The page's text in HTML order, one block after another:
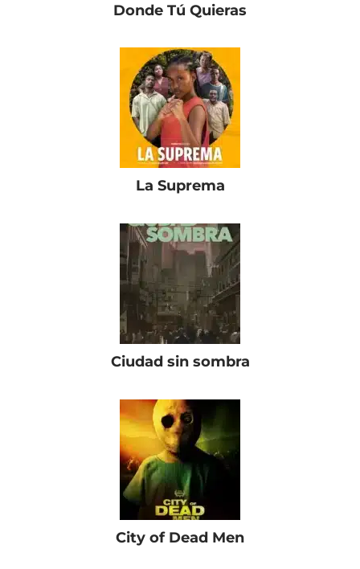
Donde Tú Quieras
La Suprema
Ciudad sin sombra
City of Dead Men